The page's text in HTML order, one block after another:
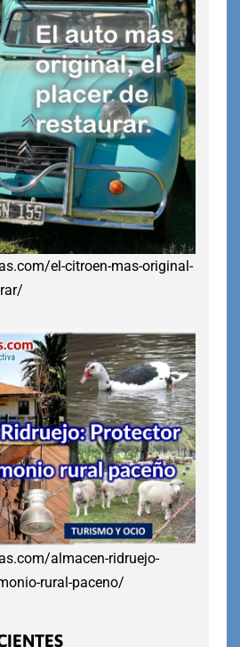
el-citroen-mas-original-
almacen-ridruejo-
rural-paceno/